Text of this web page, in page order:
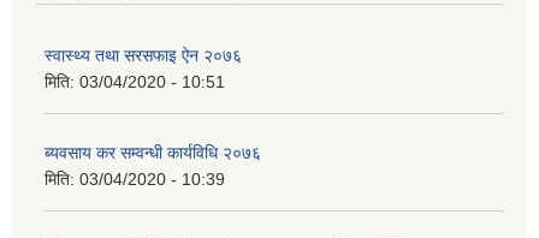
स्वास्थ्य तथा सरसफाइ ऐन २०७६
मिति: 03/04/2020 - 10:51
ब्यवसाय कर सम्वन्धी कार्यविधि २०७६
मिति: 03/04/2020 - 10:39